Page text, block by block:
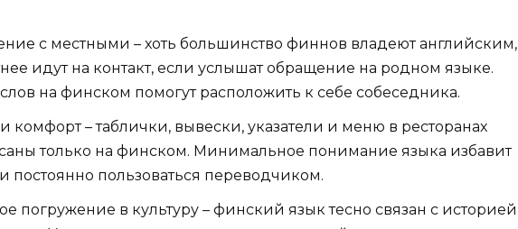
с местными – хоть большинство финнов владеют английским,
идут на контакт, если услышат обращение на родном языке.
на финском помогут расположить к себе собеседника.
комфорт – таблички, вывески, указатели и меню в ресторанах
только на финском. Минимальное понимание языка избавит
постоянно пользоваться переводчиком.
погружение в культуру – финский язык тесно связан с историей